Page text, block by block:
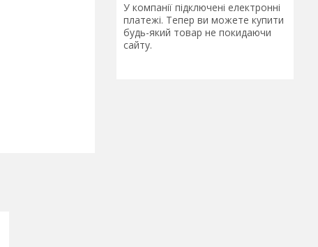
У компанії підключені електронні
платежі. Тепер ви можете купити
будь-який товар не покидаючи
сайту.